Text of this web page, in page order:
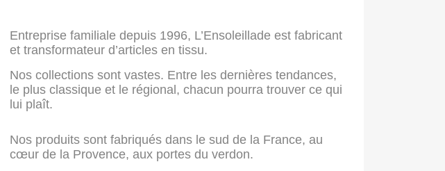
Entreprise familiale depuis 1996, L’Ensoleillade est fabricant
et transformateur d’articles en tissu.
Nos collections sont vastes. Entre les dernières tendances,
le plus classique et le régional, chacun pourra trouver ce qui
lui plaît.
Nos produits sont fabriqués dans le sud de la France, au
cœur de la Provence, aux portes du verdon.